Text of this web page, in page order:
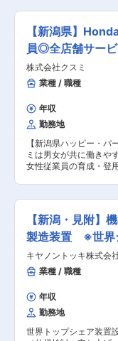
おり、協力しながら
境です。 ■本ポジションの魅力： 入社後は給与
計算・社会保険業務の
を持って活躍できます
制度運用まで幅広く経
の専門性をさらに高め
界最先端のものづく
て、現場に近い立場で
当社の魅力： 当社は東
ループの一員として、
誇る有機ELディスプレ
世界初の量産化技術を
持ち、成長市場を牽引
と、長期的なキャリア
っています。
管理を担当頂きます。
ように作業員への作業
査業務全般の管理・
また、出土した遺物の
の業務にも従事頂くな
報告書作成まで対応頂
す。 ■就
工エリアは新潟市、新
岡市、三条市、小千谷
われる発掘調査現場と
当社は全国的にも珍し
を行う建設会社です。
とつなげるために、埋
化財の保護活動にも積
化財調査の仕事で新た
しれません、ぜひ興味
【新潟県】
員◎全店舗サー
株式会社クスミ
業種 / 職種
年収
勤務地
【新潟県ハッピー・パ
ミは男女が共に働きや
女性従業員の育成・登
販売2拠点、中古車販
にて、体制強化のため
ます。現在、整備点検
すが、増員により更に
備を図ります。 ■職務詳細： 見附南店・新組
店・U-Select五泉にて
検業務と一般的な修理
な業務内容＞ いずれ
いただきます。 ■車検
ョンパーツの取付、ボ
さまへの作業内容説明
家用車の整備がメイン
の特殊車両の整備はありません
【新潟・見附】
製造装置 ※世界
Ｇ）
キヤノントッキ株式会
業種 / 職種
年収
勤務地
世界トップシェア装置